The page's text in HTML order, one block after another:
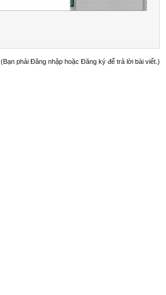
(Bạn phải Đăng nhập hoặc Đăng ký để trả lời bài viết.)